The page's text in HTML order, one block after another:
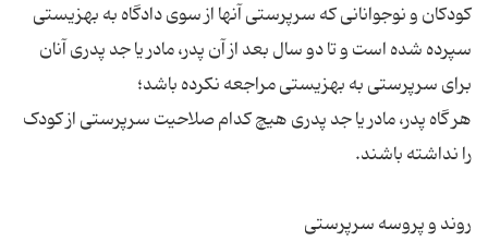
کودکان و نوجوانانی که سرپرستی آنها از سوی دادگاه به بهزیستی
سپرده شده است و تا دو سال بعد از آن پدر، مادر یا جد پدری آنان
برای سرپرستی به بهزیستی مراجعه نکرده باشد؛
هر گاه پدر، مادر یا جد پدری هیچ کدام صلاحیت سرپرستی از کودک
را نداشته باشند.
روند و پروسه سرپرستی